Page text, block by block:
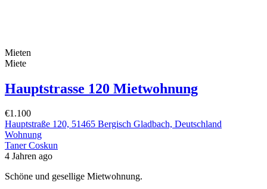
Mieten
Miete
Hauptstrasse 120 Mietwohnung
€1.100
Hauptstraße 120, 51465 Bergisch Gladbach, Deutschland
Wohnung
Taner Coskun
4 Jahren ago
Schöne und gesellige Mietwohnung.